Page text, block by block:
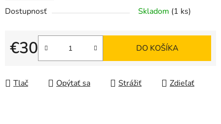
Dostupnosť Skladom (1 ks)
€30
Jednotková cena:
DO KOŠÍKA
Tlač Opýtať sa Strážiť Zdieľať